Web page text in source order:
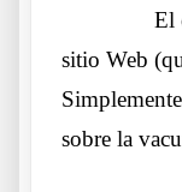
El
sitio Web
sobre la